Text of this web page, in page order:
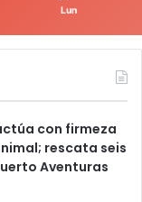
Lun
con firmeza
rescata seis
Aventuras